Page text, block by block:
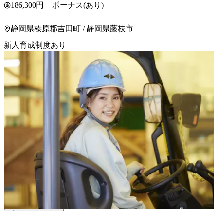
186,300円 + ボーナス(あり)
静岡県榛原郡吉田町 / 静岡県藤枝市
新人育成制度あり